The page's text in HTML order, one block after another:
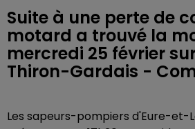
Suite à une perte de
motard a trouvé la
mercredi 25 février
Thiron-Gardais -
Les sapeurs-pompiers d'Eure-et-